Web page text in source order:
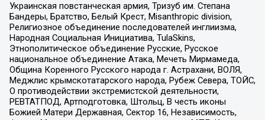
Украинская повстанческая армия, Тризуб им. Степана
Бандеры, Братство, Белый Крест, Misanthropic division,
Религиозное объединение последователей инглиизма,
Народная Социальная Инициатива, TulaSkins,
Этнополитическое объединение Русские, Русское
национальное объединение Атака, Мечеть Мирмамеда,
Община Коренного Русского народа г. Астрахани, ВОЛЯ,
Меджлис крымскотатарского народа, Рубеж Севера, ТОЙС,
О противодействии экстремистской деятельности,
РЕВТАТПОД, Артподготовка, Штольц, В честь иконы
Божией Матери Державная, Сектор 16, Независимость,